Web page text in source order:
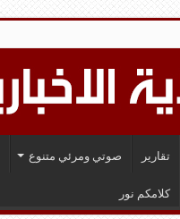
تقارير صوتي ومرئي متنوع
كلامكم نور